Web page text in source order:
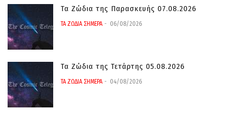
Τα Ζώδια της Παρασκευής 07.08.2026
ΤΑ ΖΩΔΙΑ ΣΗΜΕΡΑ 06/08/2026
Τα Ζώδια της Τετάρτης 05.08.2026
ΤΑ ΖΩΔΙΑ ΣΗΜΕΡΑ 04/08/2026